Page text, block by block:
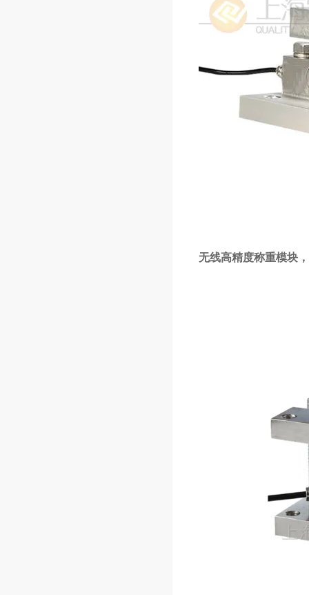
无线高精度称重模块